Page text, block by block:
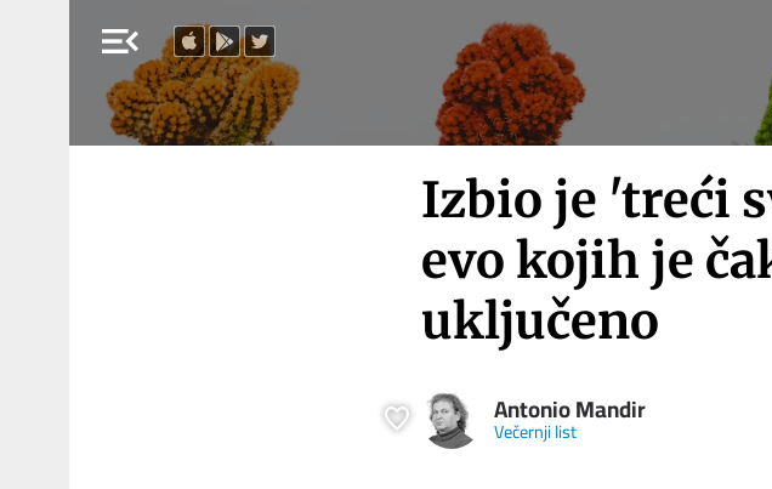
menu_open
Izbio je 'treći
evo kojih je
uključeno
Antonio Mandir
Večernji list